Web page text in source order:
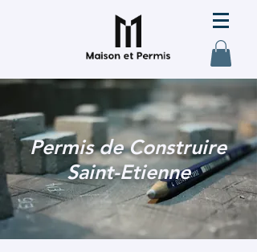
Permis de Construire
Saint-Etienne